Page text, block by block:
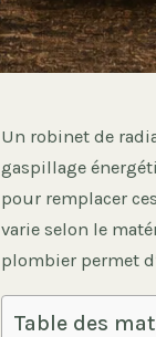
Un robinet de
gaspillage
pour remplacer
varie selon le
plombier permet
Table des